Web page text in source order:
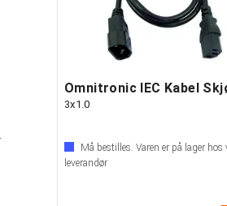
3x1.0
Må bestilles. Varen er på lager hos
leverandør